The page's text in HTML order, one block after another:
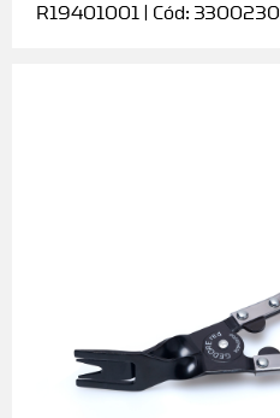
R19401001 | Cód: 3300230